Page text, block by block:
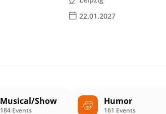
22.01.2027
Musical/Show
184 Events
Humor
161 Events